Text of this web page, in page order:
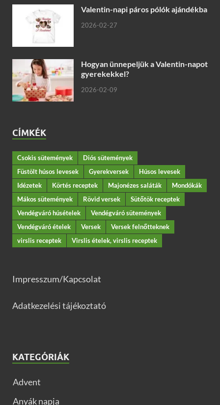
Valentin-napi páros pólók ajándékba
2026-02-27
Hogyan ünnepeljük a Valentin-napot
gyerekekkel?
2026-02-09
CÍMKÉK
Csokis sütemények
Diós sütemények
Füstölt húsos levesek
Gyerekversek
Húsos levesek
Idézetek
Körtés receptek Majonézes saláták
Mondókák
Mákos sütemények
Rövid versek
Sütőtök receptek
Vendégváró húsételek
Vendégváró sütemények
Vendégváró ételek
Versek
Versek felnőtteknek
virslis receptek
Virslis ételek, virslis receptek
Impresszum/Kapcsolat
Adatkezelési tájékoztató
KATEGÓRIÁK
Advent
Anyák napja